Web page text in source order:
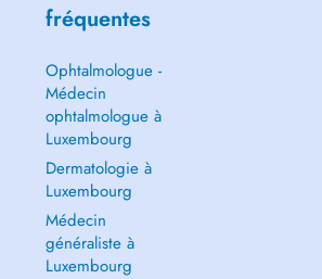
fréquentes
Ophtalmologue -
Médecin
ophtalmologue à
Luxembourg
Dermatologie à
Luxembourg
Médecin
généraliste à
Luxembourg